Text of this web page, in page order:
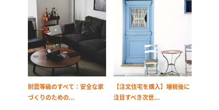
耐震等級のすべて：安全な家
づくりのための...
【注文住宅を購入】増税後に
注目すべき次世...